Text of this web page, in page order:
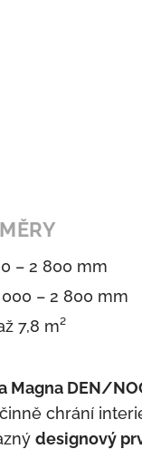
– 2 800 mm
000 – 2 800 mm
7,8 m²
Magna DEN/
chrání
designový